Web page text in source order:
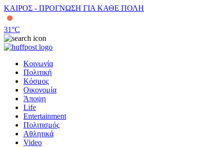
ΚΑΙΡΟΣ - ΠΡΟΓΝΩΣΗ ΓΙΑ ΚΑΘΕ ΠΟΛΗ
31°C
Κοινωνία
Πολιτική
Κόσμος
Οικονομία
Άποψη
Life
Entertainment
Πολιτισμός
Αθλητικά
Video